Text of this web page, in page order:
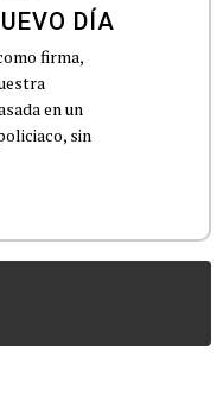
DÍA
firma,
en un
sin